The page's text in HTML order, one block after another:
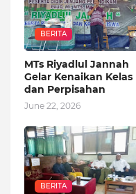
BERITA
MTs Riyadlul Jannah
Gelar Kenaikan Kelas
dan Perpisahan
June 22, 2026
BERITA